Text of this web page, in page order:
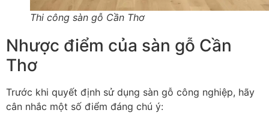
Thi công sàn gỗ Cần Thơ
Nhược điểm của sàn gỗ Cần
Thơ
Trước khi quyết định sử dụng sàn gỗ công nghiệp, hãy
cân nhắc một số điểm đáng chú ý: